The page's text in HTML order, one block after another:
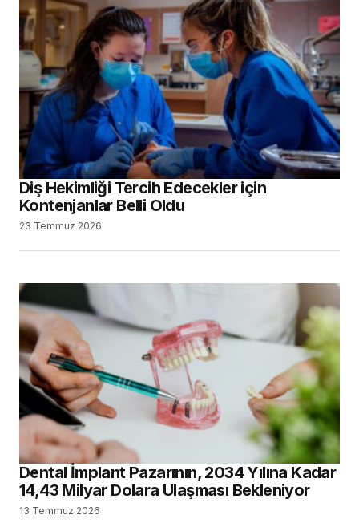
Diş Hekimliği Tercih Edecekler için
Kontenjanlar Belli Oldu
23 Temmuz 2026
Dental İmplant Pazarının, 2034 Yılına Kadar
14,43 Milyar Dolara Ulaşması Bekleniyor
13 Temmuz 2026